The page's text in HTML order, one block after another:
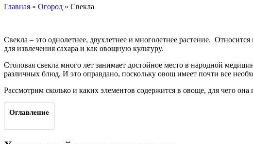
Главная » Огород » Свекла
Свекла – это однолетнее, двухлетнее и многолетнее растение.
для извлечения сахара и как овощную культуру.
Столовая свекла много лет занимает достойное место в народной
различных блюд. И это оправдано, поскольку овощ имеет почти все
Рассмотрим сколько и каких элементов содержится в овоще, для чего
Оглавление